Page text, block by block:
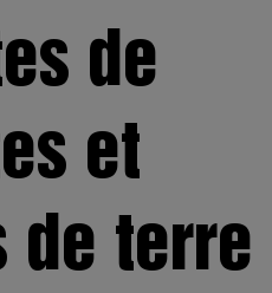
de
et
de terre